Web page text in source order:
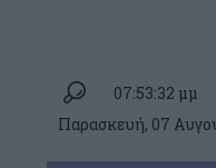
07:53:32 μμ
Παρασκευή, 07